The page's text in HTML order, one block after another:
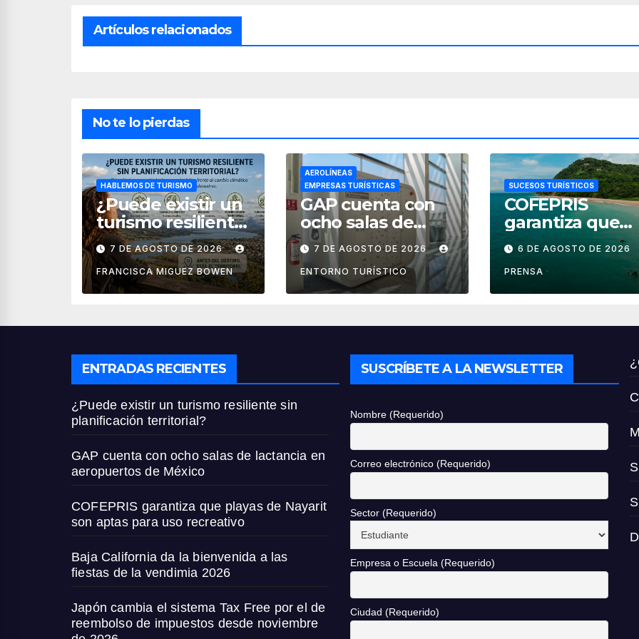
Artículos relacionados
No te lo pierdas
HABLEMOS DE TURISMO
¿Puede existir un
turismo resiliente
sin planificación
territorial?
7 DE AGOSTO DE 2026
FRANCISCA MIGUEZ BOWEN
AEROLÍNEAS
EMPRESAS TURÍSTICAS
GAP cuenta con
ocho salas de
lactancia en
aeropuertos de
México
7 DE AGOSTO DE 2026
ENTORNO TURÍSTICO
SUCESOS TURÍSTICOS
COFEPRIS
garantiza que
playas de
son aptas para
uso recreativo
6 DE AGOSTO DE 2026
PRENSA
ENTRADAS RECIENTES
¿Puede existir un turismo resiliente sin
planificación territorial?
GAP cuenta con ocho salas de lactancia en
aeropuertos de México
COFEPRIS garantiza que playas de Nayarit
son aptas para uso recreativo
Baja California da la bienvenida a las
fiestas de la vendimia 2026
Japón cambia el sistema Tax Free por el de
reembolso de impuestos desde noviembre
SUSCRÍBETE A LA NEWSLETTER
Nombre (Requerido)
Correo electrónico (Requerido)
Sector (Requerido)
Empresa o Escuela (Requerido)
Ciudad (Requerido)